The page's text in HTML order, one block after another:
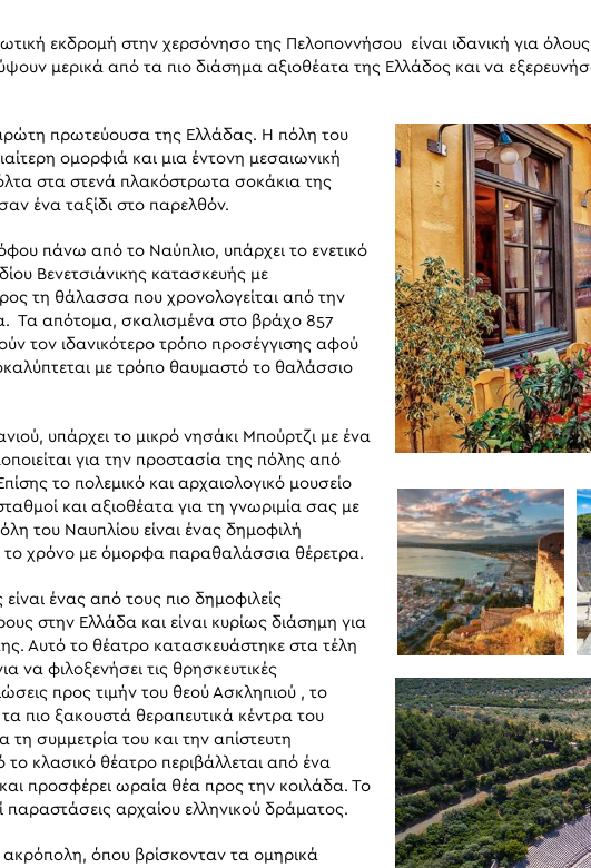
εκδρομή στην χερσόνησο της Πελοποννήσου είναι ιδανική για
μερικά από τα πιο διάσημα αξιοθέατα της Ελλάδος και να
πρωτεύουσα της Ελλάδας. Η πόλη του
ομορφιά και μια έντονη μεσαιωνική
στα στενά πλακόστρωτα σοκάκια της
ένα ταξίδι στο παρελθόν.
πάνω από το Ναύπλιο, υπάρχει το ενετικό
Βενετσιάνικης κατασκευής με
τη θάλασσα που χρονολογείται από την
Τα απότομα, σκαλισμένα στο βράχο 857
τον ιδανικότερο τρόπο προσέγγισης αφού
με τρόπο θαυμαστό το θαλάσσιο
υπάρχει το μικρό νησάκι Μπούρτζι με ένα
για την προστασία της πόλης από
το πολεμικό και αρχαιολογικό μουσείο
και αξιοθέατα για τη γνωριμία σας με
του Ναυπλίου είναι ένας δημοφιλή
το χρόνο με όμορφα παραθαλάσσια θέρετρα.
ένας από τους πιο δημοφιλείς
στην Ελλάδα και είναι κυρίως διάσημη για
Αυτό το θέατρο κατασκευάστηκε στα τέλη
να φιλοξενήσει τις θρησκευτικές
προς τιμήν του θεού Ασκληπιού , το
πιο ξακουστά θεραπευτικά κέντρα του
τη συμμετρία του και την απίστευτη
το κλασικό θέατρο περιβάλλεται από ένα
προσφέρει ωραία θέα προς την κοιλάδα. Το
παραστάσεις αρχαίου ελληνικού δράματος.
ακρόπολη, όπου βρίσκονταν τα ομηρικά